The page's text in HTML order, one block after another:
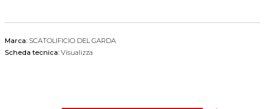
Marca: SCATOLIFICIO DEL GARDA
Scheda tecnica: Visualizza